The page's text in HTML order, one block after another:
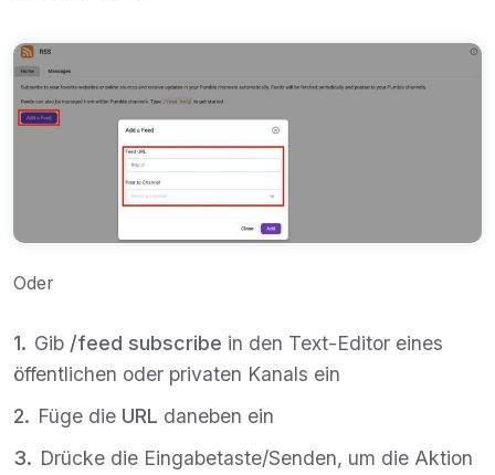
Oder
Gib /feed subscribe in den Text-Editor eines
öffentlichen oder privaten Kanals ein
Füge die URL daneben ein
Drücke die Eingabetaste/Senden, um die Aktion